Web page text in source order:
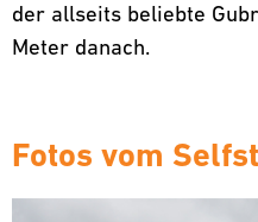
der allseits beliebte
Meter danach.
Fotos vom